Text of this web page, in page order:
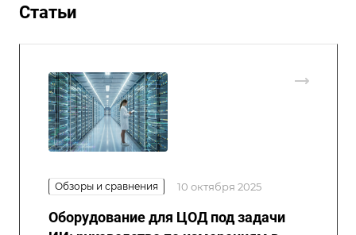
Статьи
Обзоры и сравнения 10 октября 2025
Оборудование для ЦОД под задачи